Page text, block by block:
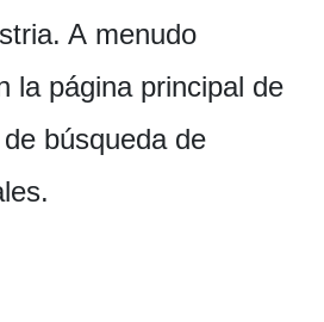
A menudo
la página principal de
búsqueda de